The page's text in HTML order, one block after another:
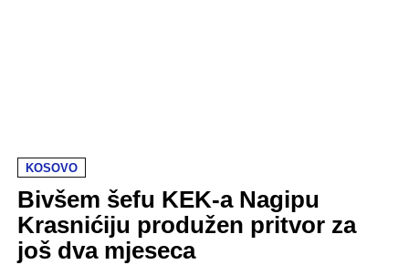
KOSOVO
Bivšem šefu KEK-a Nagipu
Krasnićiju produžen pritvor za
još dva mjeseca